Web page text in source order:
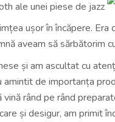
ale unei piese de jazz
ușor în încăpere. Era
aveam să sărbătorim
și am ascultat cu
de importanța
vină rând pe rând
și desigur, am primit